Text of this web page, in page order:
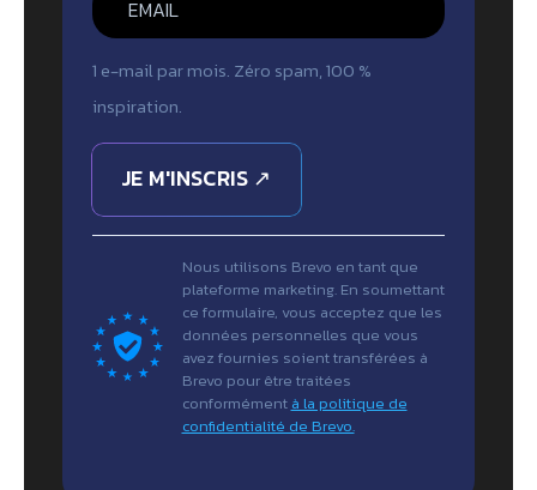
1 e-mail par mois. Zéro spam, 100 %
inspiration.
JE M'INSCRIS ↗
Nous utilisons Brevo en tant que
plateforme marketing. En soumettant
ce formulaire, vous acceptez que les
données personnelles que vous
avez fournies soient transférées à
Brevo pour être traitées
conformément à la politique de
confidentialité de Brevo.